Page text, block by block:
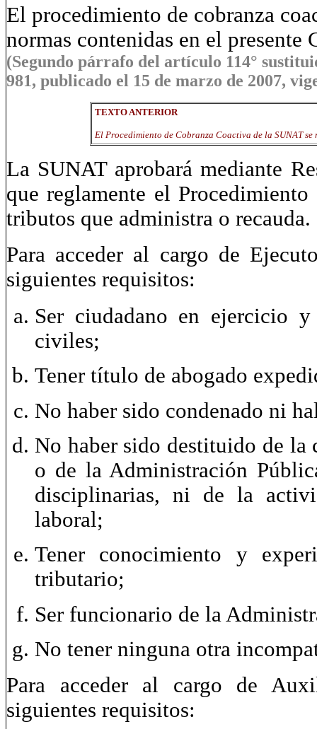
El procedimiento de cobranza
normas contenidas en el
(Segundo párrafo del artículo 114°
981, publicado el 15 de marzo de 2007,
TEXTO ANTERIOR
El Procedimiento de Cobranza Coactiva de la SUNAT
La SUNAT aprobará mediante
que reglamente el
tributos que administra o recauda.
Para acceder al cargo de
siguientes requisitos:
Ser ciudadano en ejercicio
civiles;
Tener título de abogado
No haber sido condenado ni
No haber sido destituido de
o de la Administración
disciplinarias, ni de la
laboral;
Tener conocimiento y
tributario;
Ser funcionario de la
No tener ninguna otra
Para acceder al cargo de
siguientes requisitos: